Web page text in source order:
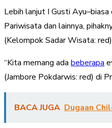
Lebih lanjut I Gusti
Pariwisata dan lainnya,
(Kelompok Sadar Wisata:
“Kita memang ada beberapa
(Jambore Pokdarwis: red) di
BACA JUGA Dugaan